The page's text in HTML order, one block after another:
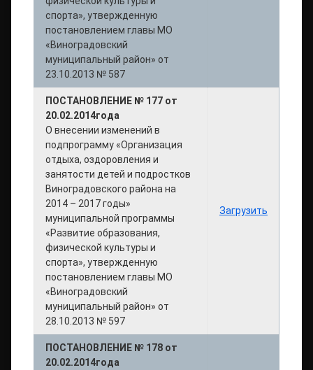
спорта», утвержденную
постановлением главы МО
«Виноградовский
муниципальный район» от
23.10.2013 № 587
ПОСТАНОВЛЕНИЕ № 177 от
20.02.2014года
О внесении изменений в
подпрограмму «Организация
отдыха, оздоровления и
занятости детей и подростков
Виноградовского района на
2014 – 2017 годы»
муниципальной программы
«Развитие образования,
физической культуры и
спорта», утвержденную
постановлением главы МО
«Виноградовский
муниципальный район» от
28.10.2013 № 597
Загрузить
ПОСТАНОВЛЕНИЕ № 178 от
20.02.2014года